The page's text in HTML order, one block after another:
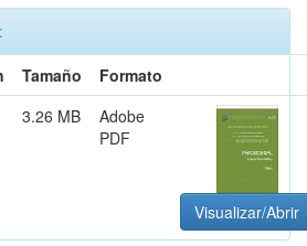
Tamaño
Formato
3.26 MB
Adobe
PDF
Visualizar/Abrir